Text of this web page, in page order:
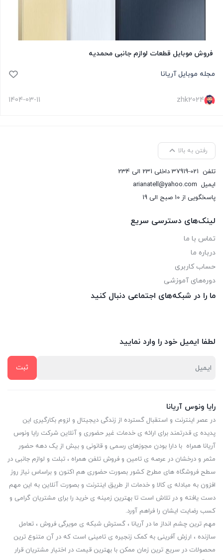
فروش موبایل قطعات لوازم جانبی محمدیه
مجله موبایل آریانا
zhk2024
1404-03-11
رفتن به بالا
تلفن 37919-021 داخلی 231 الی 234
ایمیل arianatell@yahoo.com
پاسخگویی از 10 صبح الی 19
لینک‌های دسترسی سریع
تماس با ما
درباره ما
حساب کاربری
دوره‌های آموزشی
ما را در شبکه‌های اجتماعی دنبال کنید
لطفا ایمیل خود را وارد نمایید
رایا ونوس آریانا
در عصر اینترنت و استقبال گسترده از زندگی دیجیتال و لزوم بکارگیری این
پدیده ی قدرتمند برای ارائه ی خدمات غیر حضوری و آنلاین شرکت رایا ونوس
آریانا همراه با دارا بودن مجوزهای رسمی و قانونی و بیش از یک دهه حضور
مثمر و درخشان در عرصه ی تامین و فروش تلفن همراه ، تبلت و لوازم جانبی در
سطح فروشگاه های مطرح کشور بصورت حضوری هم اکنون و براساس نیاز روز
افزون به مبادله ی کالا و خدمات از طریق اینترنت و بصورت آنلاین به این مهم
دست یافته و در تلاش است تا بهترین زمینه ی خرید را برای مشتریان گرامی و
کسب رضایت ایشان را فراهم آورد.
مهم ترین چشم انداز ما در آریانا ، گسترش شبکه ی مویرگی فروش ، تعامل
سازنده ، ارزش آفرینی به کمک زنجیره ی تامینی است که در آن متنوع ترین
محصولات در سریع ترین زمان ممکن با بهترین قیمت در اختیار مشتریان قرار